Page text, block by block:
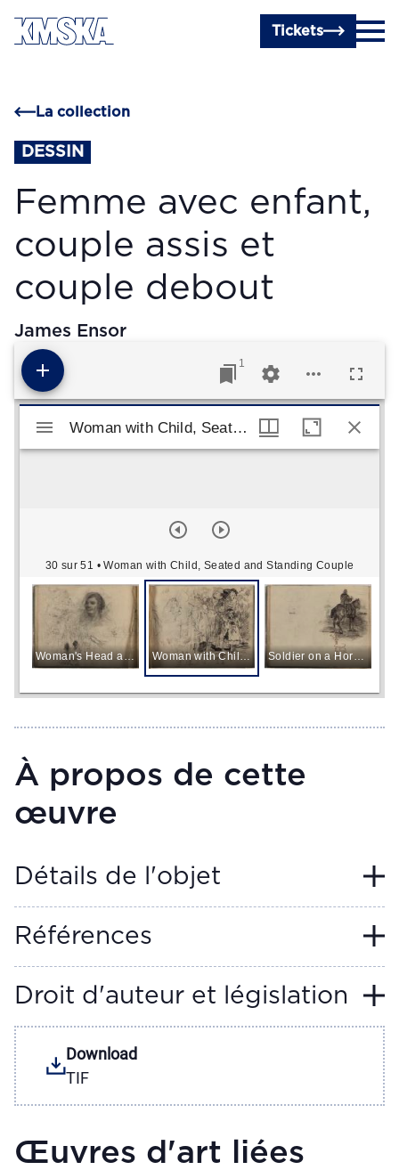
Passer au contenu principal
Tickets
La collection
DESSIN
Femme avec enfant,
couple assis et
couple debout
James Ensor
1
Visualiseur Mirador
Woman with Child, Seated and Standing Couple
30 sur 51 • Woman with Child, Seated and Standing Couple
Woman's Head and Seated Figure Woman with Child, Seated and Standing Couple Soldier on a Horse, Chair
Woman with Child, Seated and Standing Couple
À propos de cette
œuvre
Détails de l'objet
Références
Droit d'auteur et législation
Download
TIF
Œuvres d'art liées